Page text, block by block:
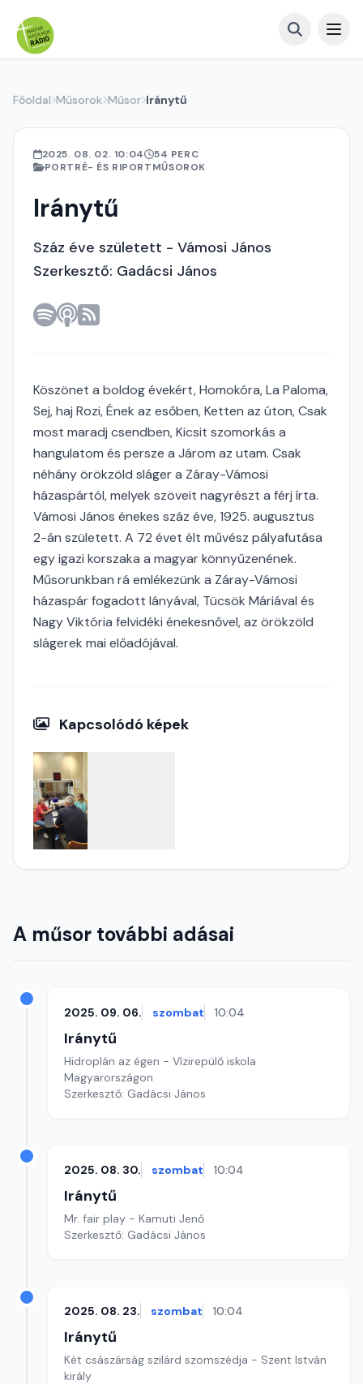
Főoldal Műsorok Műsor Iránytű
2025. 08. 02. 10:04
54 PERC
PORTRÉ- ÉS RIPORTMŰSOROK
Iránytű
Száz éve született - Vámosi János
Szerkesztő: Gadácsi János
Köszönet a boldog évekért, Homokóra, La Paloma,
Sej, haj Rozi, Ének az esőben, Ketten az úton, Csak
most maradj csendben, Kicsit szomorkás a
hangulatom és persze a Járom az utam. Csak
néhány örökzöld sláger a Záray-Vámosi
házaspártól, melyek szöveit nagyrészt a férj írta.
Vámosi János énekes száz éve, 1925. augusztus
2-án született. A 72 évet élt művész pályafutása
egy igazi korszaka a magyar könnyűzenének.
Műsorunkban rá emlékezünk a Záray-Vámosi
házaspár fogadott lányával, Tücsök Máriával és
Nagy Viktória felvidéki énekesnővel, az örökzöld
slágerek mai előadójával.
Kapcsolódó képek
A műsor további adásai
2025. 09. 06. szombat 10:04
Iránytű
Hidroplán az égen - Vízirepülő iskola
Magyarországon
Szerkesztő: Gadácsi János
2025. 08. 30. szombat 10:04
Iránytű
Mr. fair play - Kamuti Jenő
Szerkesztő: Gadácsi János
2025. 08. 23. szombat 10:04
Iránytű
Két császárság szilárd szomszédja - Szent István
király